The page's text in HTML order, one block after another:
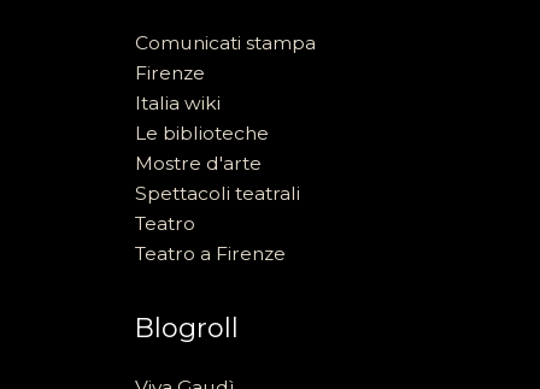
Comunicati stampa
Firenze
Italia wiki
Le biblioteche
Mostre d'arte
Spettacoli teatrali
Teatro
Teatro a Firenze
Blogroll